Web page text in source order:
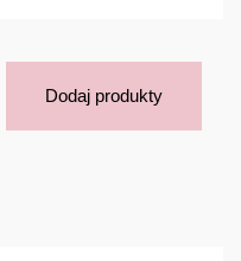
Dodaj produkty